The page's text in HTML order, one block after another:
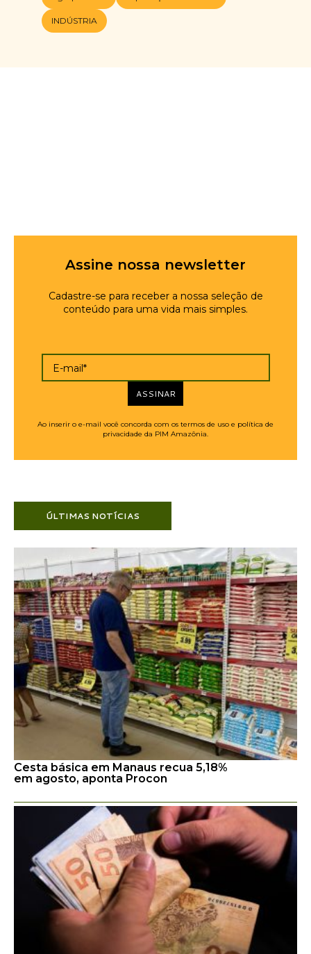
INDÚSTRIA
Assine nossa newsletter
Cadastre-se para receber a nossa seleção de
conteúdo para uma vida mais simples.
E-mail*
ASSINAR
Ao inserir o e-mail você concorda com os termos de uso e política de
privacidade da PIM Amazônia.
ÚLTIMAS NOTÍCIAS
Cesta básica em Manaus recua 5,18%
em agosto, aponta Procon